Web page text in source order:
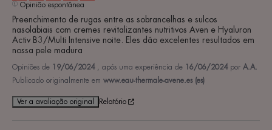
Opinião espontânea
Preenchimento de rugas entre as sobrancelhas e sulcos
nasolabiais com cremes revitalizantes nutritivos Aven e Hyaluron
Activ B3/Multi Intensive noite. Eles dão excelentes resultados em
nossa pele madura
Opiniões de 19/06/2024 , após uma experiência de 16/06/2024 por A.A.
Publicado originalmente em www.eau-thermale-avene.es (es)
Ver a avaliação original Relatório